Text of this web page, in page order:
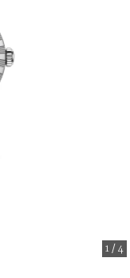
1/4